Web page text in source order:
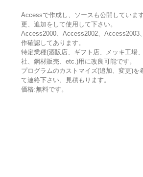
Accessで作成し、ソースも公開していま
更、追加をして使用して下さい。
Access2000、Access2002、Access2003
作確認してあります。
特定業種(酒販店、ギフト店、メッキ工場
社、鋼材販売、etc.)用に改良可能です。
プログラムのカストマイズ(追加、変更)を
て連絡下さい、見積もります。
価格:無料です。